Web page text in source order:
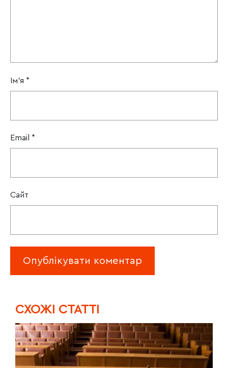
Ім'я *
Email *
Сайт
CХОЖІ СТАТТІ